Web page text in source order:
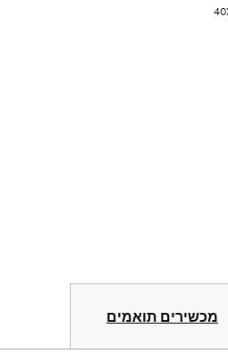
מכשירים תואמים